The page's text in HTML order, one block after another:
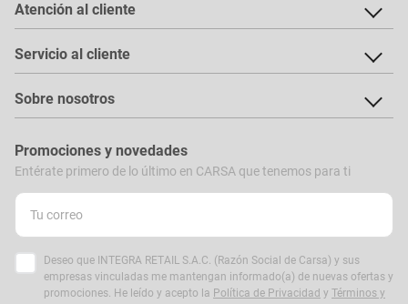
Atención al cliente
Servicio al cliente
Sobre nosotros
Promociones y novedades
Entérate primero de lo último en CARSA que tenemos para ti
Deseo que INTEGRA RETAIL S.A.C. (Razón Social de Carsa) y sus
empresas vinculadas me mantengan informado(a) de nuevas ofertas y
promociones. He leído y acepto la Política de Privacidad y Términos y